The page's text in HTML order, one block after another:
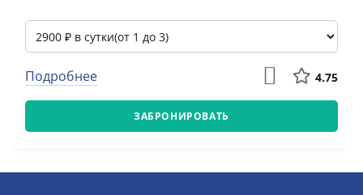
Подробнее 4.75
ЗАБРОНИРОВАТЬ